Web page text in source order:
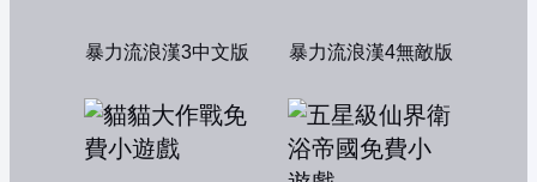
暴力流浪漢3中文版 暴力流浪漢4無敵版